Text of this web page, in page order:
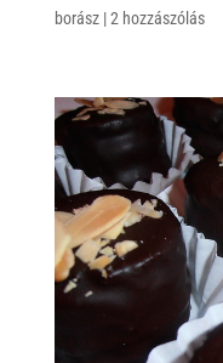
borász|2 hozzászólás